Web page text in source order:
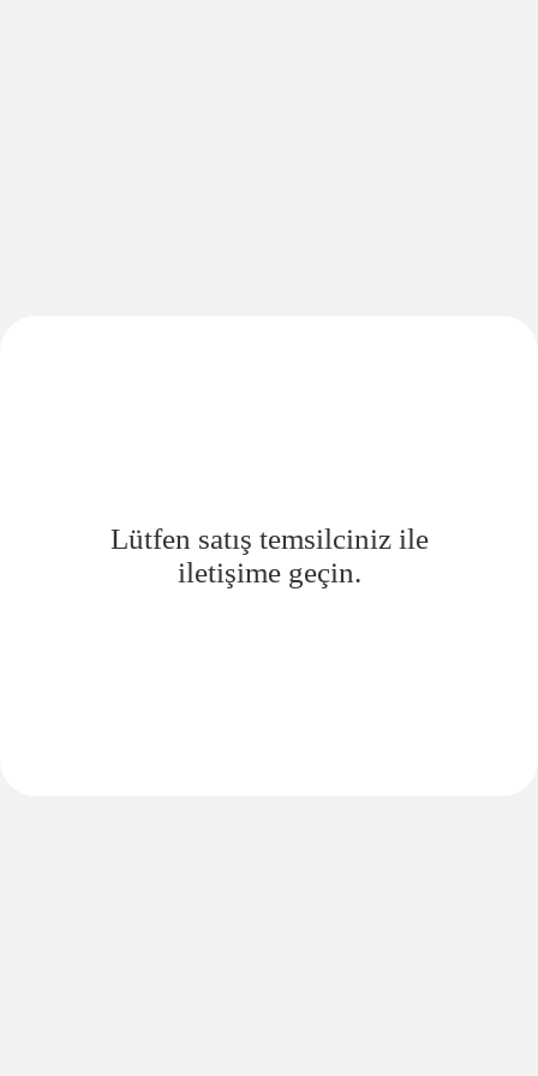
Lütfen satış temsilciniz ile
iletişime geçin.